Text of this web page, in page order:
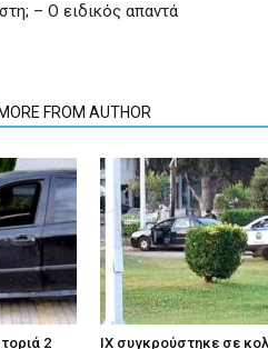
– Ο ειδικός απαντά
MORE FROM AUTHOR
2
ΙΧ συγκρούστηκε σε